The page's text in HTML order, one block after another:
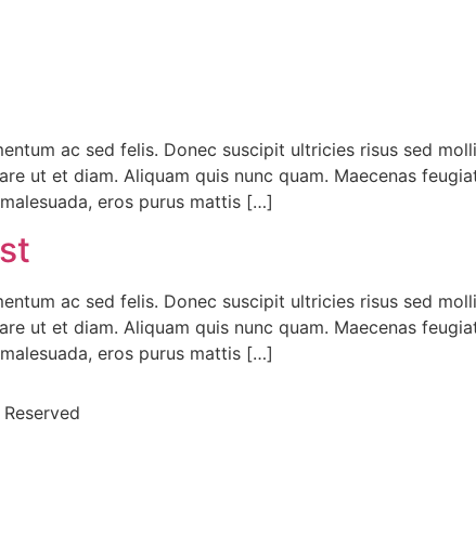
ac sed felis. Donec suscipit ultricies risus sed
ut et diam. Aliquam quis nunc quam. Maecenas
eros purus mattis […]
ac sed felis. Donec suscipit ultricies risus sed
ut et diam. Aliquam quis nunc quam. Maecenas
eros purus mattis […]